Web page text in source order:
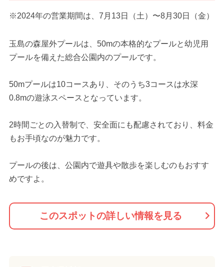
※2024年の営業期間は、7月13日（土）〜8月30日（金）
玉島の森屋外プールは、50mの本格的なプールと幼児用
プールを備えた総合公園内のプールです。
50mプールは10コースあり、そのうち3コースは水深
0.8mの遊泳スペースとなっています。
2時間ごとの入替制で、安全面にも配慮されており、料金
もお手頃なのが魅力です。
プールの後は、公園内で遊具や散歩を楽しむのもおすす
めですよ。
このスポットの詳しい情報を見る